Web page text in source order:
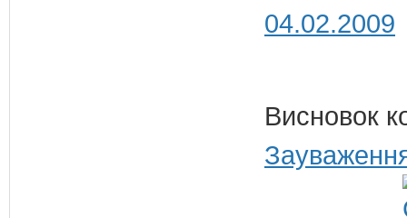
04.02.2009
Висновок